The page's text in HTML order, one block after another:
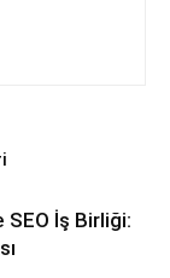
İş Birliği: